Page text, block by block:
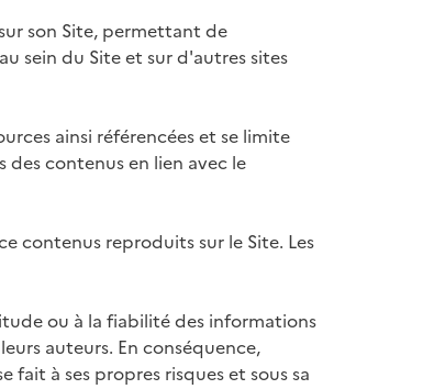
son Site, permettant de
sein du Site et sur d'autres sites
ainsi référencées et se limite
contenus en lien avec le
contenus reproduits sur le Site. Les
ou à la fiabilité des informations
auteurs. En conséquence,
à ses propres risques et sous sa